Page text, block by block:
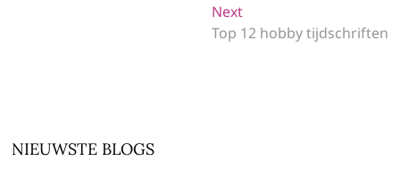
NextNext
post:
Top 12 hobby tijdschriften
NIEUWSTE BLOGS